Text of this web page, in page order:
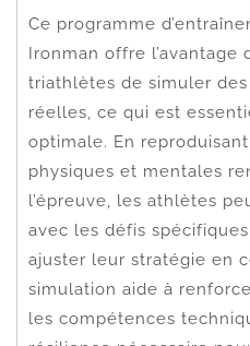
Ce programme
Ironman offre l’avantage
triathlètes de simuler
réelles, ce qui est
optimale. En
physiques et mentales
l’épreuve, les athlètes
avec les défis
ajuster leur stratégie en
simulation aide à
les compétences